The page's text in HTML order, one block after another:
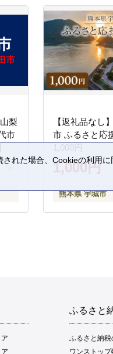
梨
市
【返礼品なし
市 ふるさと応
1,000円
1,000円
熊本県 宇城市
ふるさと
ふるさと納
ワンストッ
れた場合、Cookieの利用